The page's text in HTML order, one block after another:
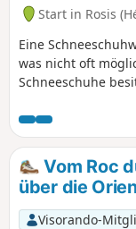
Start in Rosis
Eine
was nicht oft
Schneeschuhe
diesem Tag mit
geringe
die diese Sportart
Wanderns im
zu entdecken. An
erforderlich.
Vom Roc
über die
Visorando-